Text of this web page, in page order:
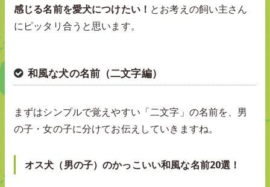
感じる名前を愛犬につけたい！ とお考えの飼い主さん
にピッタリ合うと思います。
和風な犬の名前（二文字編）
まずはシンプルで覚えやすい「二文字」の名前を、男
の子・女の子に分けてお伝えしていきますね。
オス犬（男の子）のかっこいい和風な名前20選！